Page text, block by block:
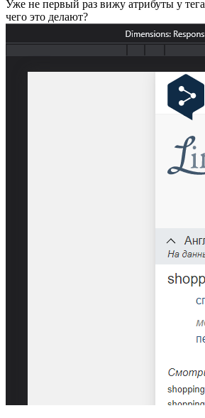
Уже не первый раз вижу атрибуты у тега
чего это делают?